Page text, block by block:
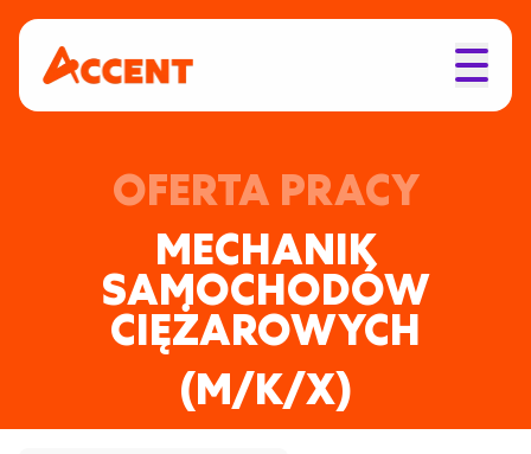
OFERTA PRACY
MECHANIK
SAMOCHODÓW
CIĘŻAROWYCH
(M/K/X)